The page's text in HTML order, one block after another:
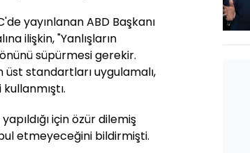
yayınlanan ABD Başkanı
ilişkin, "Yanlışların
süpürmesi gerekir.
üst standartları uygulamalı,
için özür dilemiş
etmeyeceğini bildirmişti.